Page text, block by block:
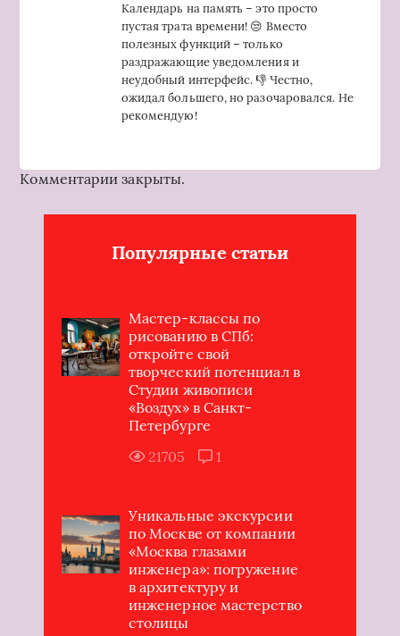
Календарь на память – это просто
пустая трата времени! 😒 Вместо
полезных функций – только
раздражающие уведомления и
неудобный интерфейс. 👎 Честно,
ожидал большего, но разочаровался. Не
рекомендую!
Комментарии закрыты.
Популярные статьи
Мастер-классы по
рисованию в СПб:
откройте свой
творческий потенциал в
Студии живописи
«Воздух» в Санкт-
Петербурге
21705
1
Уникальные экскурсии
по Москве от компании
«Москва глазами
инженера»: погружение
в архитектуру и
инженерное мастерство
столицы